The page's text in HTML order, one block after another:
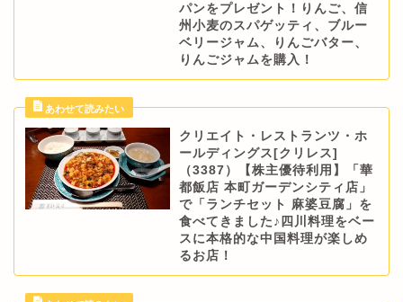
パンをプレゼント！りんご、信
州小麦のスパゲッティ、ブルー
ベリージャム、りんごバター、
りんごジャムを購入！
クリエイト・レストランツ・ホ
ールディングス[クリレス]
（3387）【株主優待利用】「華
都飯店 本町ガーデンシティ店」
で「ランチセット 麻婆豆腐」を
食べてきました♪四川料理をベー
スに本格的な中国料理が楽しめ
るお店！